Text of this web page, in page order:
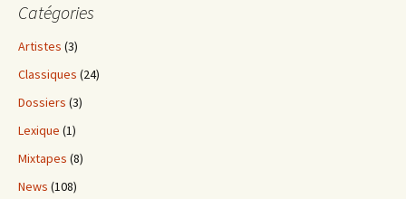
Catégories
Artistes (3)
Classiques (24)
Dossiers (3)
Lexique (1)
Mixtapes (8)
News (108)